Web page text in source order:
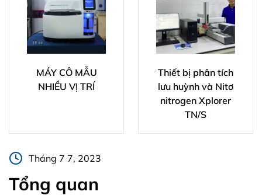
MÁY CÔ MẪU
NHIỀU VỊ TRÍ
Thiết bị phân tích
lưu huỳnh và Nitơ
nitrogen Xplorer
TN/S
Tháng 7 7, 2023
Tổng quan